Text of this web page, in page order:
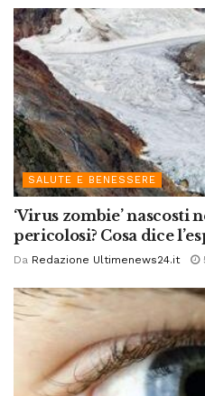
SALUTE E BENESSERE
‘Virus zombie’ nascosti
pericolosi? Cosa dice
Da Redazione Ultimenews24.it